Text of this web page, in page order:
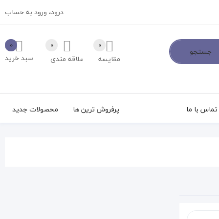
درود، ورود به حساب
جستجو
0
سبد خرید علاقه مندی
0
مقایسه
0
تماس با ما محصولات جدید پرفروش ترین ها